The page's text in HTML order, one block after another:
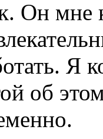
Он мне
Я
об